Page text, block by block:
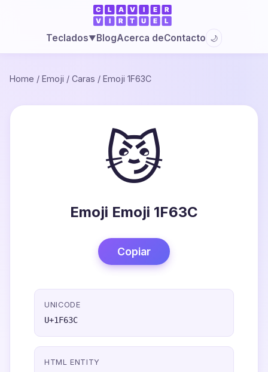
Teclados▼BlogAcerca deContacto 🌙
Home / Emoji / Caras / Emoji 1F63C
😼
Emoji Emoji 1F63C
Copiar
UNICODE
U+1F63C
HTML ENTITY